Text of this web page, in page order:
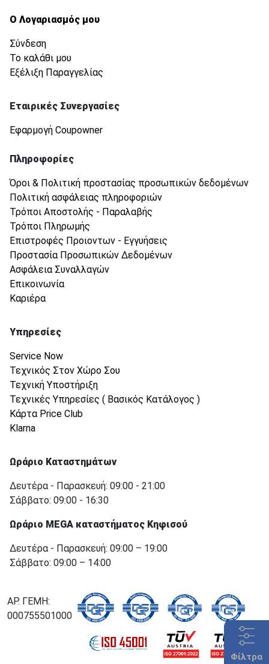
Φίλτρα
Ο Λογαριασμός μου
Σύνδεση
Το καλάθι μου
Εξέλιξη Παραγγελίας
Εταιρικές Συνεργασίες
Εφαρμογή Coupowner
Πληροφορίες
Όροι & Πολιτική προστασίας προσωπικών δεδομένων
Πολιτική ασφάλειας πληροφοριών
Τρόποι Αποστολής - Παραλαβής
Τρόποι Πληρωμής
Επιστροφές Προιοντων - Εγγυήσεις
Προστασία Προσωπικών Δεδομένων
Ασφάλεια Συναλλαγών
Επικοινωνία
Καριέρα
Υπηρεσίες
Service Now
Τεχνικός Στον Χώρο Σου
Τεχνική Υποστήριξη
Τεχνικές Υπηρεσίες ( Βασικός Κατάλογος )
Κάρτα Price Club
Klarna
Ωράριο Καταστημάτων
Δευτέρα - Παρασκευή: 09:00 - 21:00
Σάββατο: 09:00 - 16:30
Ωράριο MEGA καταστήματος Κηφισού
Δευτέρα - Παρασκευή: 09:00 – 19:00
Σάββατο: 09:00 – 14:00
ΑΡ. ΓΕΜΗ:
000755501000